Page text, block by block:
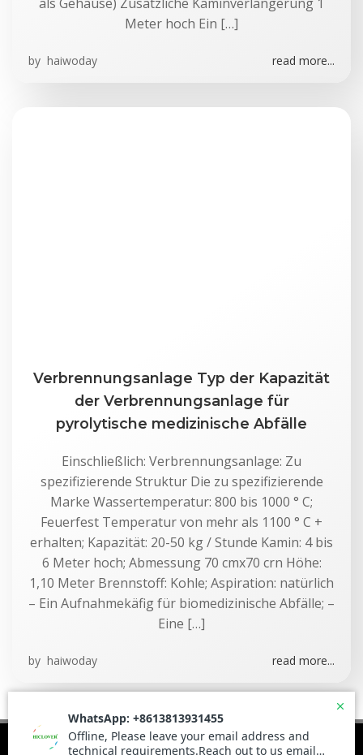
Meter hoch Ein […]
by haiwoday read more...
Verbrennungsanlage Typ der Kapazität
der Verbrennungsanlage für
pyrolytische medizinische Abfälle
Einschließlich: Verbrennungsanlage: Zu
spezifizierende Struktur Die zu spezifizierende
Marke Wassertemperatur: 800 bis 1000 ° C;
Feuerfest Temperatur von mehr als 1100 ° C +
erhalten; Kapazität: 20-50 kg / Stunde Kamin: 4 bis
6 Meter hoch; Abmessung 70 cmx70 crn Höhe:
1,10 Meter Brennstoff: Kohle; Aspiration: natürlich
– Ein Aufnahmekäfig für biomedizinische Abfälle; –
Eine […]
by haiwoday read more...